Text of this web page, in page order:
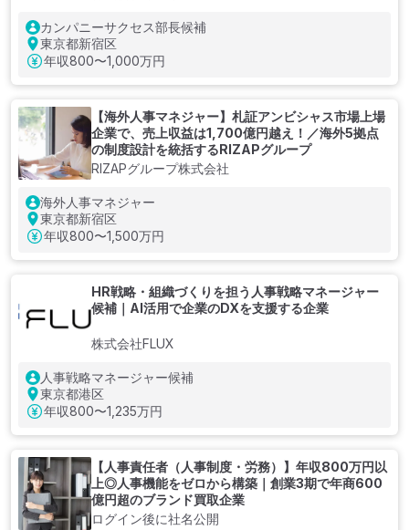
カンパニーサクセス部長候補
東京都新宿区
年収800〜1,000万円
【海外人事マネジャー】札証アンビシャス市場上場
企業で、売上収益は1,700億円越え！／海外5拠点
の制度設計を統括するRIZAPグループ
RIZAPグループ株式会社
海外人事マネジャー
東京都新宿区
年収800〜1,500万円
HR戦略・組織づくりを担う人事戦略マネージャー
候補｜AI活用で企業のDXを支援する企業
株式会社FLUX
人事戦略マネージャー候補
東京都港区
年収800〜1,235万円
【人事責任者（人事制度・労務）】年収800万円以
上◎人事機能をゼロから構築｜創業3期で年商600
億円超のブランド買取企業
ログイン後に社名公開